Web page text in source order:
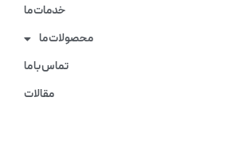
خدمات ما
محصولات ما
تماس با ما
مقالات